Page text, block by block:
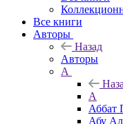
Все книги
Авторы
Назад
Авторы
А
А
Аббат
Абу